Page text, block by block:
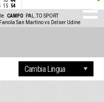
15 54
CAMPO PAL.TO SPORT
Fanola San Martino vs Delser Udine